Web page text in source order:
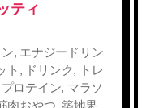
ティ
, エナジードリン
ト , ドリンク, トレ
プロテイン, マラソ